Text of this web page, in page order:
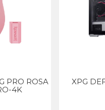
PRO ROSA
4K
XPG